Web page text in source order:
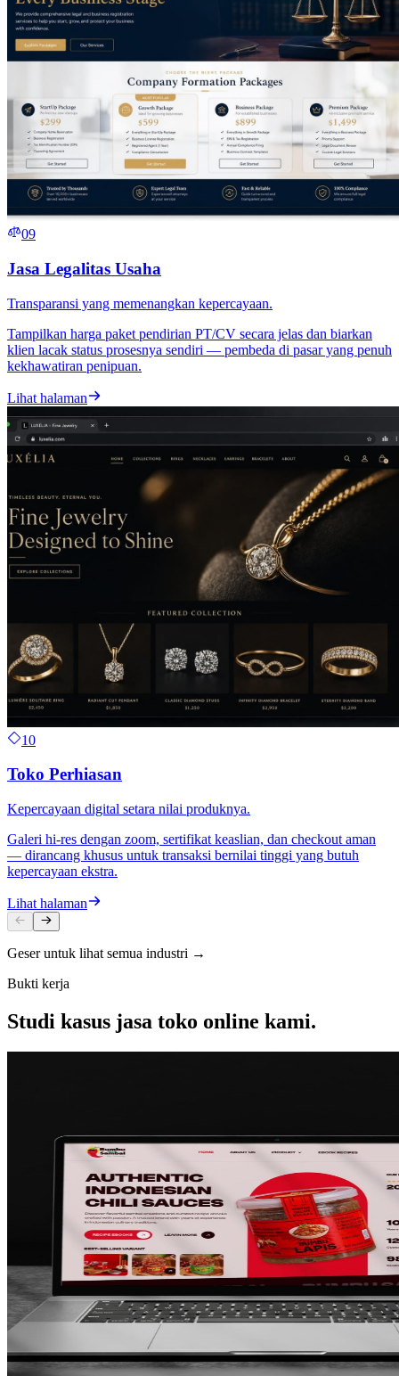
09
Jasa Legalitas Usaha
Transparansi yang memenangkan kepercayaan.
Tampilkan harga paket pendirian PT/CV secara jelas dan biarkan
klien lacak status prosesnya sendiri — pembeda di pasar yang penuh
kekhawatiran penipuan.
Lihat halaman
10
Toko Perhiasan
Kepercayaan digital setara nilai produknya.
Galeri hi-res dengan zoom, sertifikat keaslian, dan checkout aman
— dirancang khusus untuk transaksi bernilai tinggi yang butuh
kepercayaan ekstra.
Lihat halaman
Geser untuk lihat semua industri →
Bukti kerja
Studi kasus jasa toko online kami.